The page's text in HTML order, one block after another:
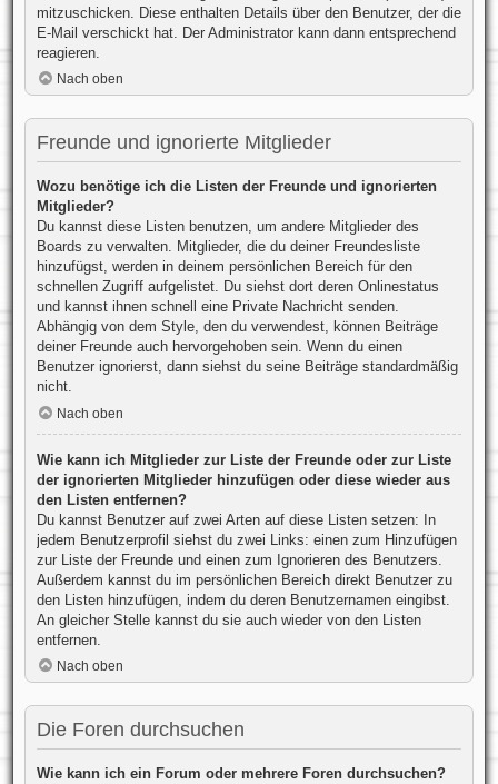
mitzuschicken. Diese enthalten Details über den Benutzer, der die
E-Mail verschickt hat. Der Administrator kann dann entsprechend
reagieren.
Nach oben
Freunde und ignorierte Mitglieder
Wozu benötige ich die Listen der Freunde und ignorierten
Mitglieder?
Du kannst diese Listen benutzen, um andere Mitglieder des
Boards zu verwalten. Mitglieder, die du deiner Freundesliste
hinzufügst, werden in deinem persönlichen Bereich für den
schnellen Zugriff aufgelistet. Du siehst dort deren Onlinestatus
und kannst ihnen schnell eine Private Nachricht senden.
Abhängig von dem Style, den du verwendest, können Beiträge
deiner Freunde auch hervorgehoben sein. Wenn du einen
Benutzer ignorierst, dann siehst du seine Beiträge standardmäßig
nicht.
Nach oben
Wie kann ich Mitglieder zur Liste der Freunde oder zur Liste
der ignorierten Mitglieder hinzufügen oder diese wieder aus
den Listen entfernen?
Du kannst Benutzer auf zwei Arten auf diese Listen setzen: In
jedem Benutzerprofil siehst du zwei Links: einen zum Hinzufügen
zur Liste der Freunde und einen zum Ignorieren des Benutzers.
Außerdem kannst du im persönlichen Bereich direkt Benutzer zu
den Listen hinzufügen, indem du deren Benutzernamen eingibst.
An gleicher Stelle kannst du sie auch wieder von den Listen
entfernen.
Nach oben
Die Foren durchsuchen
Wie kann ich ein Forum oder mehrere Foren durchsuchen?